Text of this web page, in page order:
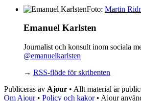
Foto: Martin
Emanuel Karlsten
Journalist och konsult inom sociala
@emanuelkarlsten
→ RSS-flöde för skribenten
Publiceras av Ajour • Allt material är
Om Ajour• Policy och kakor• Ajour